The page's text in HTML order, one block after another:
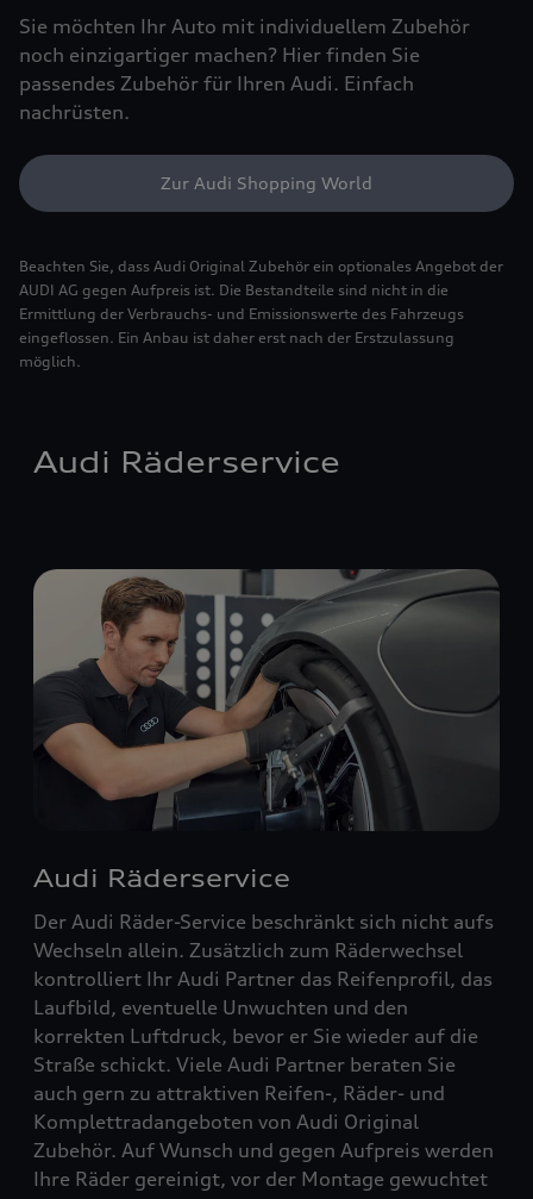
Sie möchten Ihr Auto mit individuellem Zubehör
noch einzigartiger machen? Hier finden Sie
passendes Zubehör für Ihren Audi. Einfach
nachrüsten.
Zur Audi Shopping World
Beachten Sie, dass Audi Original Zubehör ein optionales Angebot der
AUDI AG gegen Aufpreis ist. Die Bestandteile sind nicht in die
Ermittlung der Verbrauchs- und Emissionswerte des Fahrzeugs
eingeflossen. Ein Anbau ist daher erst nach der Erstzulassung
möglich.
Audi Räderservice
Audi Räderservice
Der Audi Räder-Service beschränkt sich nicht aufs
Wechseln allein. Zusätzlich zum Räderwechsel
kontrolliert Ihr Audi Partner das Reifenprofil, das
Laufbild, eventuelle Unwuchten und den
korrekten Luftdruck, bevor er Sie wieder auf die
Straße schickt. Viele Audi Partner beraten Sie
auch gern zu attraktiven Reifen-, Räder- und
Komplettradangeboten von Audi Original
Zubehör. Auf Wunsch und gegen Aufpreis werden
Ihre Räder gereinigt, vor der Montage gewuchtet